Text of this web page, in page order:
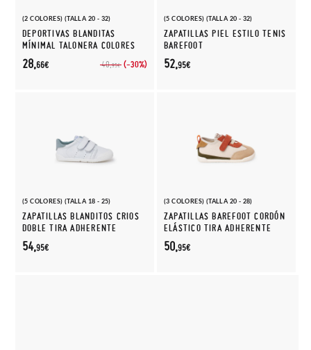
(2 COLORES) (TALLA 20 - 32)
DEPORTIVAS BLANDITAS
MÍNIMAL TALONERA COLORES
40,95€ (-30%)
28,66€
(5 COLORES) (TALLA 20 - 32)
ZAPATILLAS PIEL ESTILO TENIS
BAREFOOT
52,95€
(5 COLORES) (TALLA 18 - 25)
ZAPATILLAS BLANDITOS CRIOS
DOBLE TIRA ADHERENTE
54,95€
(3 COLORES) (TALLA 20 - 28)
ZAPATILLAS BAREFOOT CORDÓN
ELÁSTICO TIRA ADHERENTE
50,95€